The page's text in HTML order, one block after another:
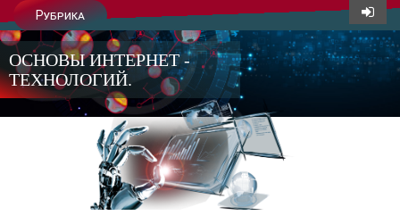
Рубрика
ОСНОВЫ ИНТЕРНЕТ -
ТЕХНОЛОГИЙ.